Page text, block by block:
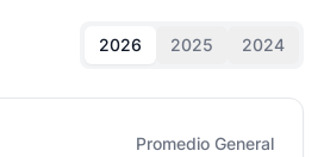
2026 2025 2024
Promedio General